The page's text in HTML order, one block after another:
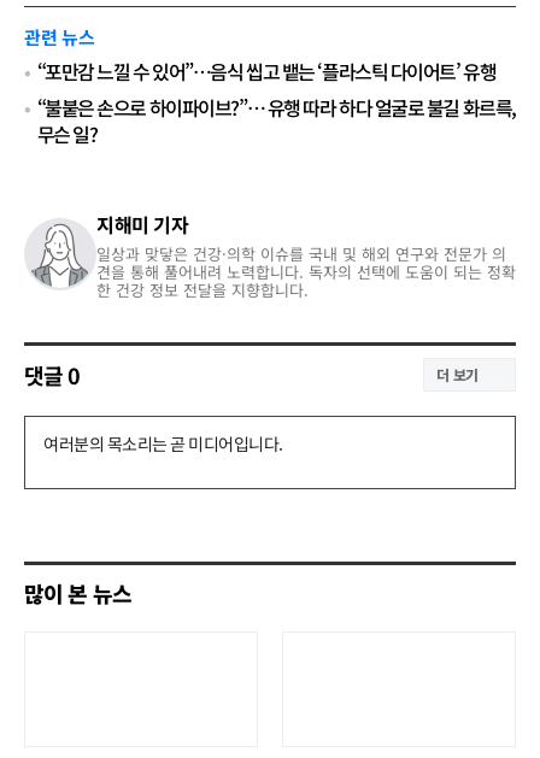
관련 뉴스
“포만감 느낄 수 있어”…음식 씹고 뱉는 ‘플라스틱 다이어트’ 유행
“불붙은 손으로 하이파이브?”⋯ 유행 따라 하다 얼굴로 불길 화르륵,
무슨 일?
지해미 기자
일상과 맞닿은 건강·의학 이슈를 국내 및 해외 연구와 전문가 의
견을 통해 풀어내려 노력합니다. 독자의 선택에 도움이 되는 정확
한 건강 정보 전달을 지향합니다.
댓글0 더 보기
댓
기
많이 본 뉴스